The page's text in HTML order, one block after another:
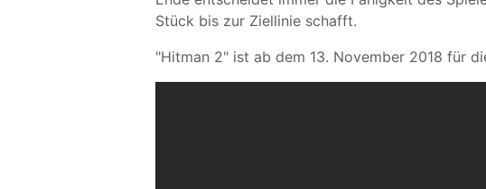
Stück bis zur Ziellinie schafft.
"Hitman 2" ist ab dem 13. November 2018 für